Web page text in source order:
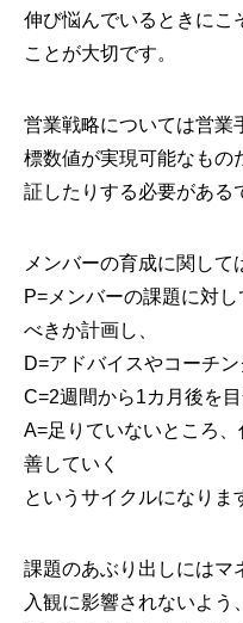
伸び悩んでいるときにこ
ことが大切です。
営業戦略については営業
標数値が実現可能なもの
証したりする必要がある
メンバーの育成に関して
P=メンバーの課題に対
べきか計画し、
D=アドバイスやコーチ
C=2週間から1カ月後を
A=足りていないところ
善していく
というサイクルになりま
課題のあぶり出しにはマ
入観に影響されないよ